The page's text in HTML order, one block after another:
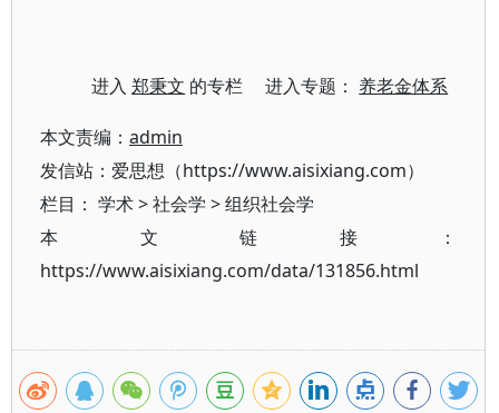
进入郑秉文 的专栏 进入专题： 养老金体系
本文责编： admin
发信站：爱思想（https://www.aisixiang.com）
栏目： 学术>社会学 >组织社会学
本文链接：
https://www.aisixiang.com/data/131856.html